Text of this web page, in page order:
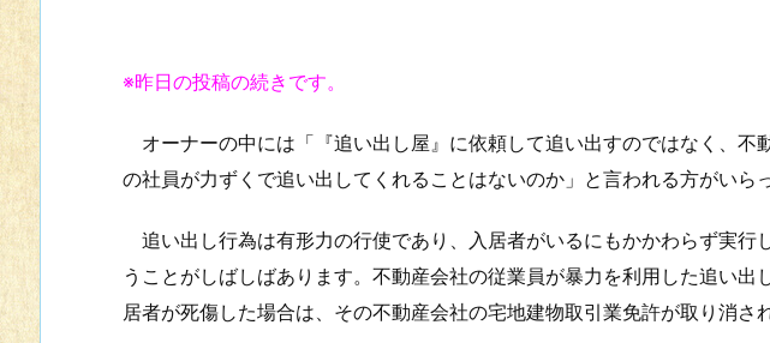
※昨日の投稿の続きです。
オーナーの中には「『追い出し屋』に依頼して追い出すのではなく、不
の社員が力ずくで追い出してくれることはないのか」と言われる方がいら
追い出し行為は有形力の行使であり、入居者がいるにもかかわらず実行
うことがしばしばあります。不動産会社の従業員が暴力を利用した追い出
居者が死傷した場合は、その不動産会社の宅地建物取引業免許が取り消さ